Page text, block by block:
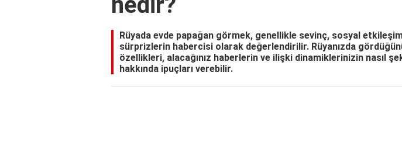
Rüyada evde papağan görmek, genellikle sevinç, sosyal
sürprizlerin habercisi olarak değerlendirilir. Rüyanızda
özellikleri, alacağınız haberlerin ve ilişki dinamiklerinizin nasıl
hakkında ipuçları verebilir.